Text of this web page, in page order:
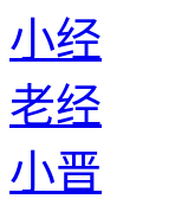
小经
老经
小晋